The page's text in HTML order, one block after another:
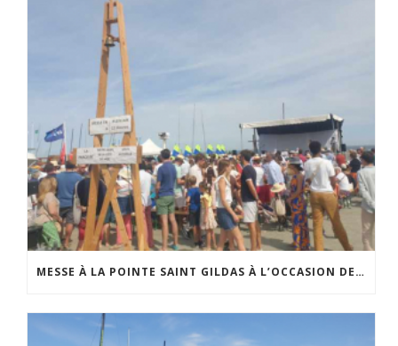
MESSE À LA POINTE SAINT GILDAS À L’OCCASION DE LA FÊTE DE LA MER